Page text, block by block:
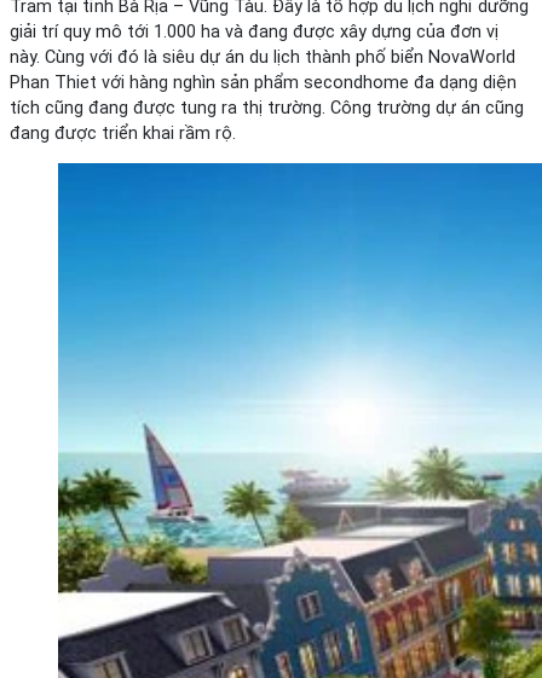
Tram tại tỉnh Bà Rịa – Vũng Tàu. Đây là tổ hợp du lịch nghỉ dưỡng
giải trí quy mô tới 1.000 ha và đang được xây dựng của đơn vị
này. Cùng với đó là siêu dự án du lịch thành phố biển NovaWorld
Phan Thiet với hàng nghìn sản phẩm secondhome đa dạng diện
tích cũng đang được tung ra thị trường. Công trường dự án cũng
đang được triển khai rầm rộ.